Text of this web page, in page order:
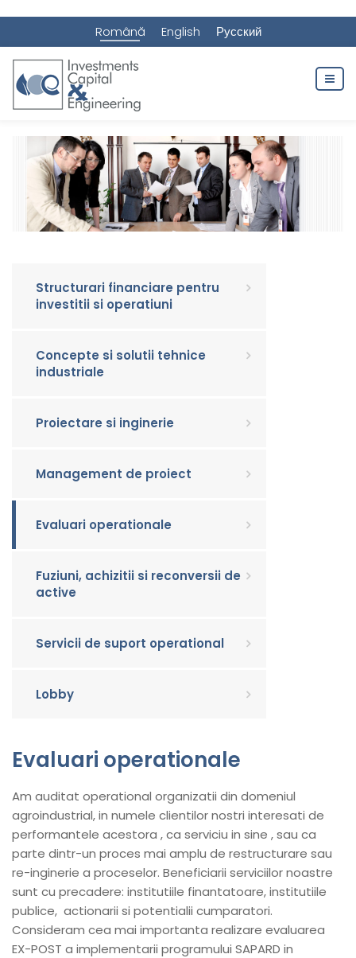
Română English Русский
Structurari financiare pentru
investitii si operatiuni
Concepte si solutii tehnice
industriale
Proiectare si inginerie
Management de proiect
Evaluari operationale
Fuziuni, achizitii si reconversii de
active
Servicii de suport operational
Lobby
Evaluari operationale
Am auditat operational organizatii din domeniul
agroindustrial, in numele clientilor nostri interesati de
performantele acestora , ca serviciu in sine , sau ca
parte dintr-un proces mai amplu de restructurare sau
re-inginerie a proceselor. Beneficiarii serviciilor noastre
sunt cu precadere: institutiile finantatoare, institutiile
publice, actionarii si potentialii cumparatori.
Consideram cea mai importanta realizare evaluarea
EX-POST a implementarii programului SAPARD in